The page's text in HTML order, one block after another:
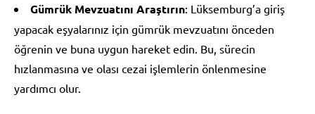
Gümrük Mevzuatını Araştırın: Lüksemburg’a giriş
yapacak eşyalarınız için gümrük mevzuatını önceden
öğrenin ve buna uygun hareket edin. Bu, sürecin
hızlanmasına ve olası cezai işlemlerin önlenmesine
yardımcı olur.